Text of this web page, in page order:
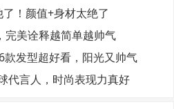
！颜值+身材太绝了
完美诠释越简单越帅气
发型超好看，阳光又帅气
代言人，时尚表现力真好